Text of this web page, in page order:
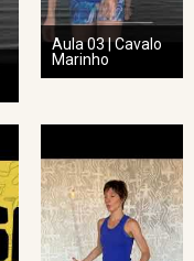
Aula 03 | Cavalo
Marinho